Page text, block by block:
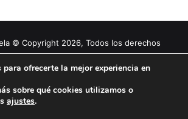
© Copyright 2026, Todos los derechos
Facebook
X YouTubeInstagram
ofrecerte la mejor experiencia en
sobre qué cookies utilizamos o
ajustes.